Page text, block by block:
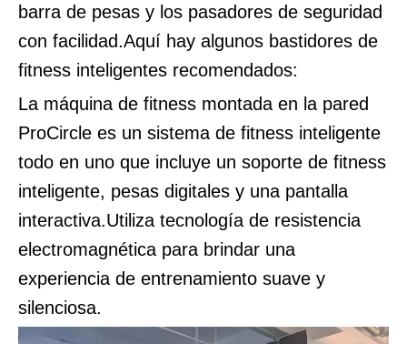
barra de pesas y los pasadores de seguridad
con facilidad.Aquí hay algunos bastidores de
fitness inteligentes recomendados:
La máquina de fitness montada en la pared
ProCircle es un sistema de fitness inteligente
todo en uno que incluye un soporte de fitness
inteligente, pesas digitales y una pantalla
interactiva.Utiliza tecnología de resistencia
electromagnética para brindar una
experiencia de entrenamiento suave y
silenciosa.